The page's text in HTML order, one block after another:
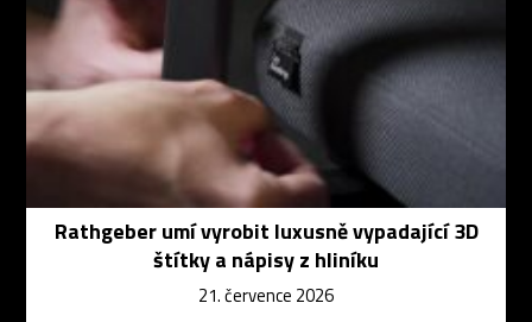
Rathgeber umí vyrobit luxusně vypadající 3D
štítky a nápisy z hliníku
21. července 2026